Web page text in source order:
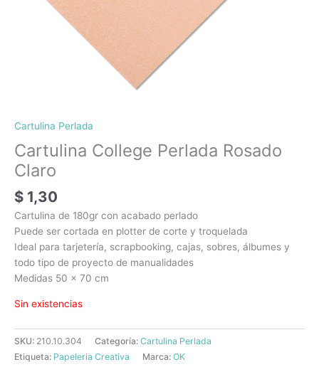
Cartulina Perlada
Cartulina College Perlada Rosado
Claro
$ 1,30
Cartulina de 180gr con acabado perlado
Puede ser cortada en plotter de corte y troquelada
Ideal para tarjetería, scrapbooking, cajas, sobres, álbumes y
todo tipo de proyecto de manualidades
Medidas 50 x 70 cm
Sin existencias
SKU: 210.10.304 Categoría: Cartulina Perlada
Etiqueta: Papeleria Creativa Marca: OK